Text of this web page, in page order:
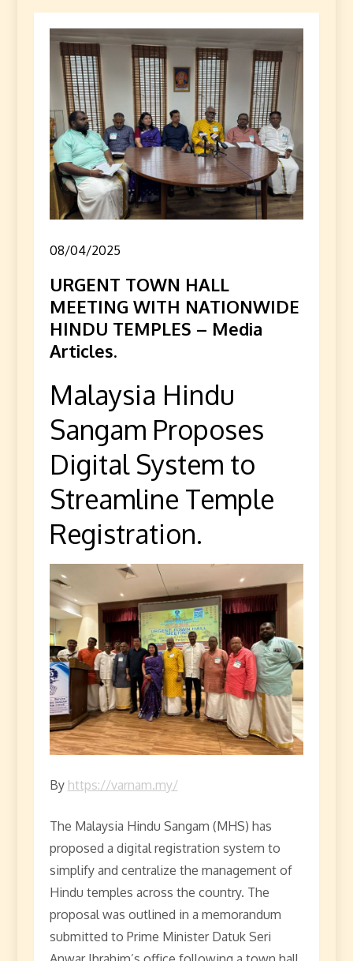
08/04/2025
URGENT TOWN HALL
MEETING WITH NATIONWIDE
HINDU TEMPLES – Media
Articles.
Malaysia Hindu
Sangam Proposes
Digital System to
Streamline Temple
Registration.
By https://varnam.my/
The Malaysia Hindu Sangam (MHS) has
proposed a digital registration system to
simplify and centralize the management of
Hindu temples across the country. The
proposal was outlined in a memorandum
submitted to Prime Minister Datuk Seri